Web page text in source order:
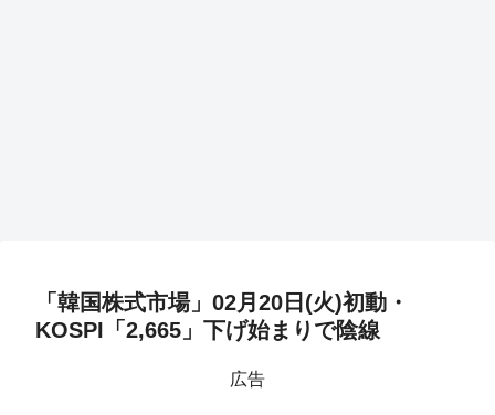
「韓国株式市場」02月20日(火)初動・
KOSPI「2,665」下げ始まりで陰線
広告